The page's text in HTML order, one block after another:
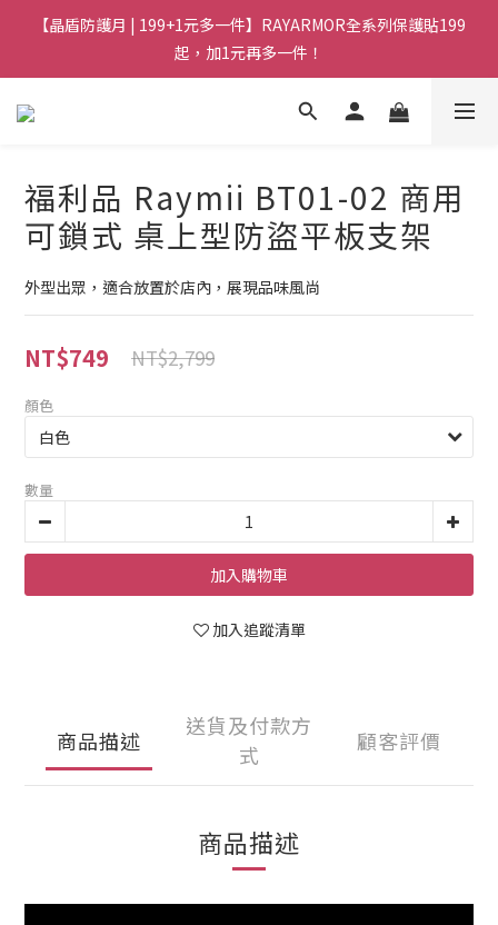
【晶盾防護月 | 199+1元多一件】RAYARMOR全系列保護貼199
起，加1元再多一件！
福利品 Raymii BT01-02 商用
可鎖式 桌上型防盜平板支架
外型出眾，適合放置於店內，展現品味風尚
NT$749 NT$2,799
顏色
數量
加入購物車
加入追蹤清單
商品描述
送貨及付款方
式
顧客評價
商品描述